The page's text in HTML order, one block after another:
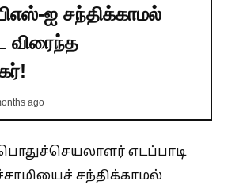
ஐ சந்திக்காமல்
விரைந்த
ago
பொதுச்செயலாளர் எடப்பாடி
சந்திக்காமல்